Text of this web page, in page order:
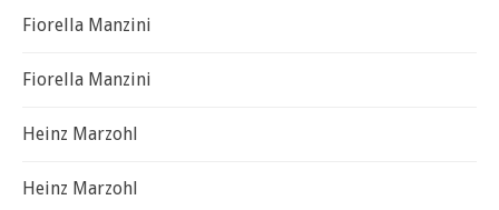
Fiorella Manzini
Fiorella Manzini
Heinz Marzohl
Heinz Marzohl